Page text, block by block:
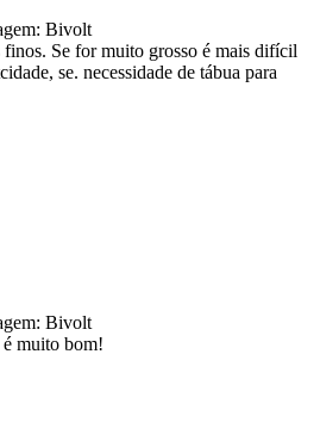
Bivolt
finos. Se for muito grosso é mais difícil
se. necessidade de tábua para
Bivolt
muito bom!